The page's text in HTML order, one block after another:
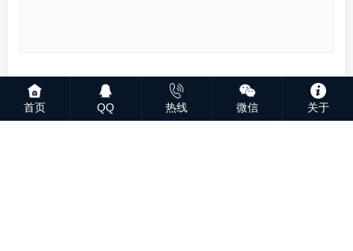
SEND MESSAGE
首页 QQ 热线 微信 关于